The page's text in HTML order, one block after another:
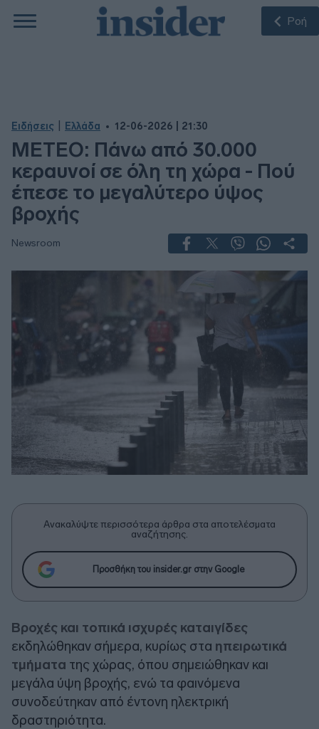
Ροή
Ειδήσεις Ελλάδα 12-06-2026 | 21:30
ΜΕΤΕΟ: Πάνω από 30.000
κεραυνοί σε όλη τη χώρα - Πού
έπεσε το μεγαλύτερο ύψος
βροχής
Newsroom
Ανακαλύψτε περισσότερα άρθρα στα αποτελέσματα
αναζήτησης.
Προσθήκη του insider.gr στην Google
Βροχές και τοπικά ισχυρές καταιγίδες
εκδηλώθηκαν σήμερα, κυρίως στα ηπειρωτικά
τμήματα της χώρας, όπου σημειώθηκαν και
μεγάλα ύψη βροχής, ενώ τα φαινόμενα
συνοδεύτηκαν από έντονη ηλεκτρική
δραστηριότητα.